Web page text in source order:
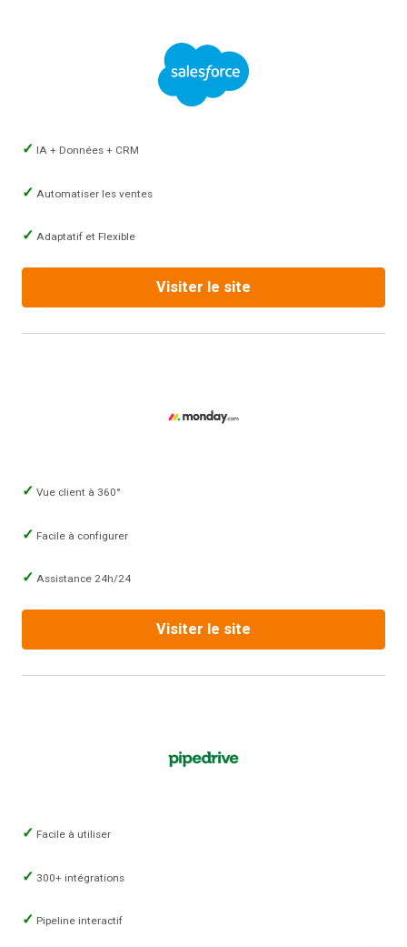
IA + Données + CRM
Automatiser les ventes
Adaptatif et Flexible
Visiter le site
Vue client à 360°
Facile à configurer
Assistance 24h/24
Visiter le site
Facile à utiliser
300+ intégrations
Pipeline interactif